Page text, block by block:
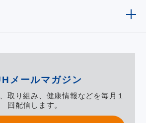
メールマガジン
取り組み、健康情報などを毎月１
回配信します。